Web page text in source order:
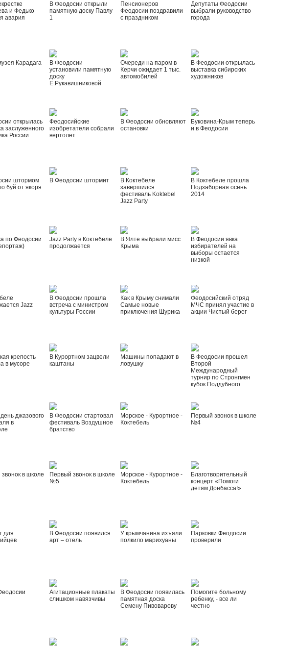
и Федько
авария
В Феодосии открыли
памятную доску Павлу
1
Пенсионеров
Феодосии поздравили
с праздником
Депутаты Феодосии
выбрали руководство
города
Карадага
В Феодосии
установили памятную
доску
Е.Рукавишниковой
Очереди на паром в
Керчи ожидает 1 тыс.
автомобилей
В Феодосии открылась
выставка сибирских
художников
открылась
заслуженного
России
Феодосийские
изобретатели собрали
вертолет
В Феодосии обновляют
остановки
Буковина-Крым теперь
и в Феодосии
штормом
буй от якоря
В Феодосии штормит
В Коктебеле
завершился
фестиваль Koktebel
Jazz Party
В Коктебеле прошла
Подзаборная осень
2014
по Феодосии
Jazz Party в Коктебеле
продолжается
В Ялте выбрали мисс
Крыма
В Феодосии явка
избирателей на
выборы остается
низкой
Jazz
В Феодосии прошла
встреча с министром
культуры России
Как в Крыму снимали
Самые новые
приключения Шурика
Феодосийский отряд
МЧС принял участие в
акции Чистый берег
крепость
в мусоре
В Курортном зацвели
каштаны
Машины попадают в
ловушку
В Феодосии прошел
Второй
Международный
турнир по Стронгмен
кубок Поддубного
джазового
в
В Феодосии стартовал
фестиваль Воздушное
братство
Морское - Курортное -
Коктебель
Первый звонок в школе
№4
в школе
Первый звонок в школе
№5
Морское - Курортное -
Коктебель
Благотворительный
концерт «Помоги
детям Донбасса!»
для
В Феодосии появился
арт – отель
У крымчанина изъяли
полкило марихуаны
Парковки Феодосии
проверили
Агитационные плакаты
слишком навязчивы
В Феодосии появилась
памятная доска
Семену Пивоварову
Помогите больному
ребенку, - все ли
честно